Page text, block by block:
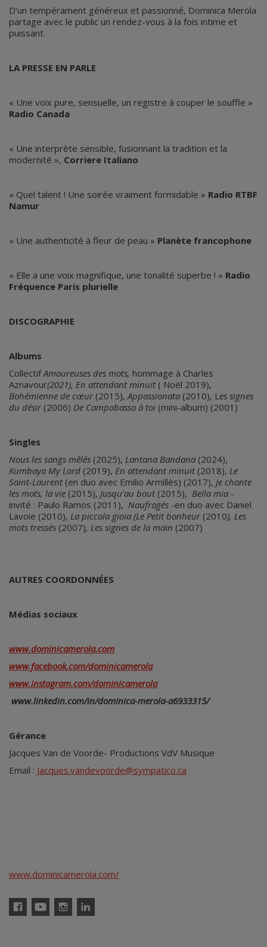
D’un tempérament généreux et passionné, Dominica Merola
partage avec le public un rendez-vous à la fois intime et
puissant.
LA PRESSE EN PARLE
« Une voix pure, sensuelle, un registre à couper le souffle »
Radio Canada
« Une interprète sensible, fusionnant la tradition et la
modernité », Corriere Italiano
« Quel talent ! Une soirée vraiment formidable » Radio RTBF
Namur
« Une authenticité à fleur de peau » Planète francophone
« Elle a une voix magnifique, une tonalité superbe ! » Radio
Fréquence Paris plurielle
DISCOGRAPHIE
Albums
CollectifAmoureuses des mots, hommage à Charles
Aznavour(2021), En attendant minuit ( Noël 2019),
Bohémienne de cœur (2015),Appassionata (2010), Les signes
du désir (2006) De Campobasso à toi (mini-album) (2001)
Singles
Nous les sangs mêlés (2025), Lantana Bandana (2024),
Kumbaya My Lord (2019), En attendant minuit(2018), Le
Saint-Laurent(en duo avec Emilio Armillès) (2017), Je chante
les mots, la vie (2015), Jusqu'au bout (2015), Bella mia -
invité : Paulo Ramos (2011), Naufragés -en duo avec Daniel
Lavoie (2010), La piccola gioia (Le Petit bonheur (2010), Les
mots tressés (2007), Les signes de la main (2007)
AUTRES COORDONNÉES
Médias sociaux
www.dominicamerola.com
www.facebook.com/dominicamerola
www.instagram.com/dominicamerola
www.linkedin.com/in/dominica-merola-a6933315/
Gérance
Jacques Van de Voorde- Productions VdV Musique
Email : Jacques.vandevoorde@sympatico.ca
www.dominicamerola.com/